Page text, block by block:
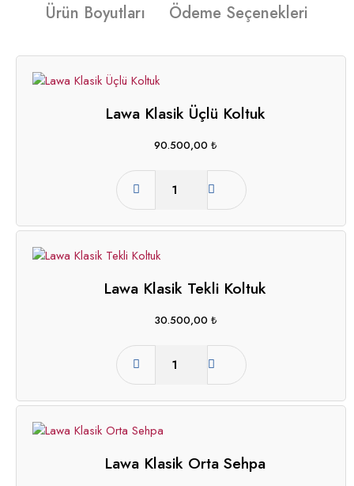
Ürün Boyutları
Ödeme Seçenekleri
Lawa Klasik Üçlü Koltuk
90.500,00 ₺
Lawa Klasik Tekli Koltuk
30.500,00 ₺
Lawa Klasik Orta Sehpa